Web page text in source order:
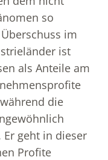
so
im
ist
als Anteile am
die
Er geht in dieser
Profite